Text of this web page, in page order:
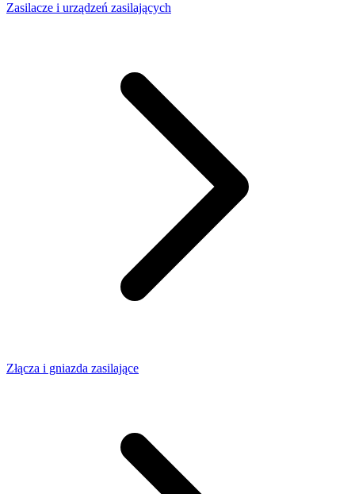
Zasilacze i urządzeń zasilających
Złącza i gniazda zasilające